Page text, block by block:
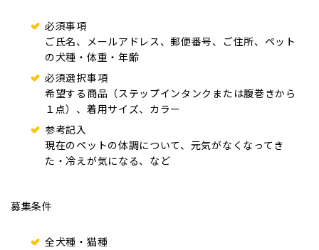
必須事項
ご氏名、メールアドレス、郵便番号、ご住所、ペット
の犬種・体重・年齢
必須選択事項
希望する商品（ステップインタンクまたは腹巻きから
１点）、着用サイズ、カラー
参考記入
現在のペットの体調について、元気がなくなってき
た・冷えが気になる、など
募集条件
全犬種・猫種